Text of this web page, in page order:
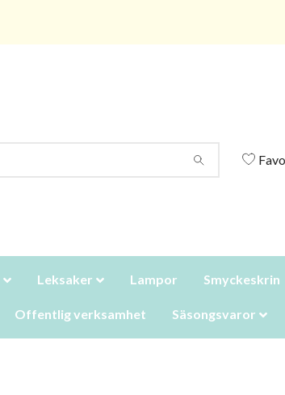
Leksaker Lampor Smyckeskrin
Offentlig verksamhet Säsongsvaror